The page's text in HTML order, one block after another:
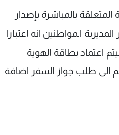
بالمباشرة بإصدار
المواطنين انه اعتبارا
01/12/2016 سيتم اعتماد بطاقة الهوية
الى طلب جواز السفر اضافة